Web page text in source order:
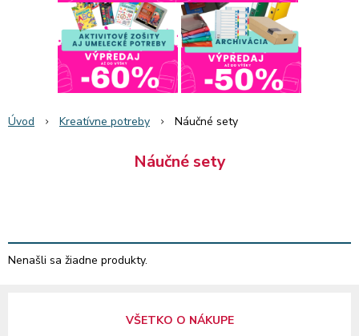
Úvod Kreatívne potreby Náučné sety
Náučné sety
Nenašli sa žiadne produkty.
VŠETKO O NÁKUPE